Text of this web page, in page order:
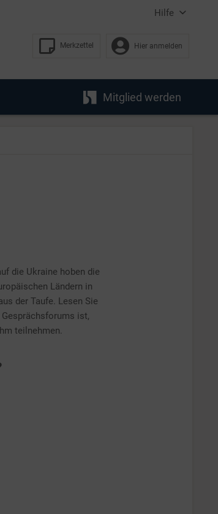
Hilfe
Merkzettel Hier anmelden
Mitglied werden
die Ukraine hoben die
Ländern in
der Taufe. Lesen Sie
ist,
teilnehmen.